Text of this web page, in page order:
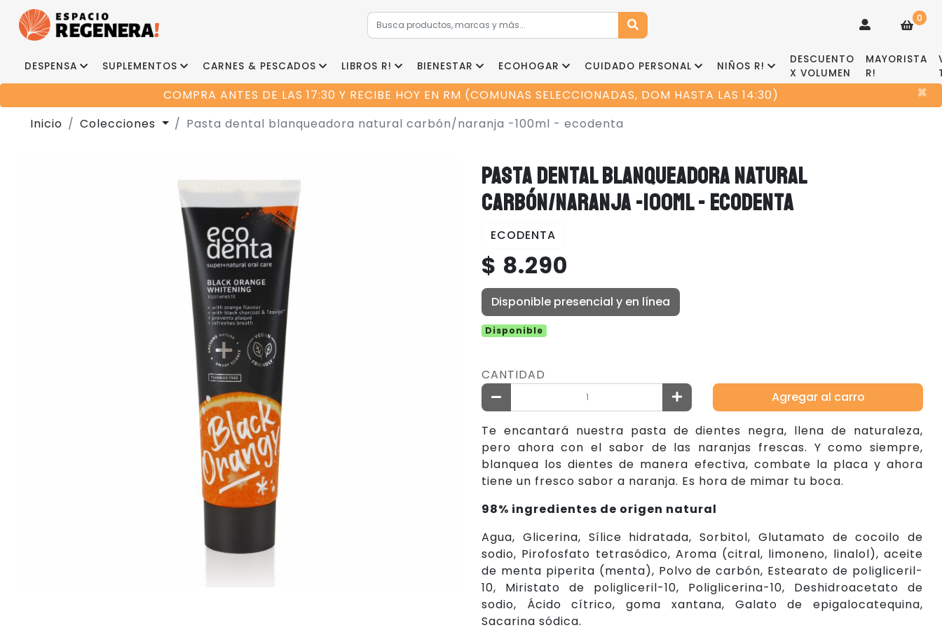
0
DESPENSA SUPLEMENTOS CARNES & PESCADOS LIBROS R! BIENESTAR ECOHOGAR CUIDADO PERSONAL NIÑOS R!
DESCUENTO
X VOLUMEN
MAYORISTA
R!
COMPRA ANTES DE LAS 17:30 Y RECIBE HOY EN RM (COMUNAS SELECCIONADAS, DOM HASTA LAS 14:30) ×
Inicio Colecciones Pasta dental blanqueadora natural carbón/naranja -100ml - ecodenta
PASTA DENTAL BLANQUEADORA NATURAL
CARBÓN/NARANJA -100ML - ECODENTA
ECODENTA
$ 8.290
Disponible presencial y en línea
Disponible
CANTIDAD
Agregar al carro
Te encantará nuestra pasta de dientes negra, llena de naturaleza,
pero ahora con el sabor de las naranjas frescas. Y como siempre,
blanquea los dientes de manera efectiva, combate la placa y ahora
tiene un fresco sabor a naranja. Es hora de mimar tu boca.
98% ingredientes de origen natural
Agua, Glicerina, Sílice hidratada, Sorbitol, Glutamato de cocoilo de
sodio, Pirofosfato tetrasódico, Aroma (citral, limoneno, linalol), aceite
de menta piperita (menta), Polvo de carbón, Estearato de poligliceril-
10, Miristato de poligliceril-10, Poliglicerina-10, Deshidroacetato de
sodio, Ácido cítrico, goma xantana, Galato de epigalocatequina,
Sacarina sódica.